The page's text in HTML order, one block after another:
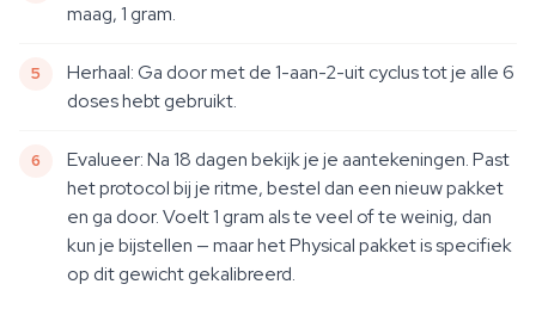
maag, 1 gram.
Herhaal: Ga door met de 1-aan-2-uit cyclus tot je alle 6
doses hebt gebruikt.
Evalueer: Na 18 dagen bekijk je je aantekeningen. Past
het protocol bij je ritme, bestel dan een nieuw pakket
en ga door. Voelt 1 gram als te veel of te weinig, dan
kun je bijstellen — maar het Physical pakket is specifiek
op dit gewicht gekalibreerd.